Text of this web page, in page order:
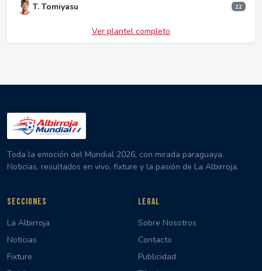
T. Tomiyasu 22
Ver plantel completo
Toda la emoción del Mundial 2026, con mirada paraguaya.
Noticias, resultados en vivo, fixture y la pasión de La Albirroja.
SECCIONES
La Albirroja
Noticias
Fixture
LEGAL
Sobre Nosotros
Contacto
Publicidad